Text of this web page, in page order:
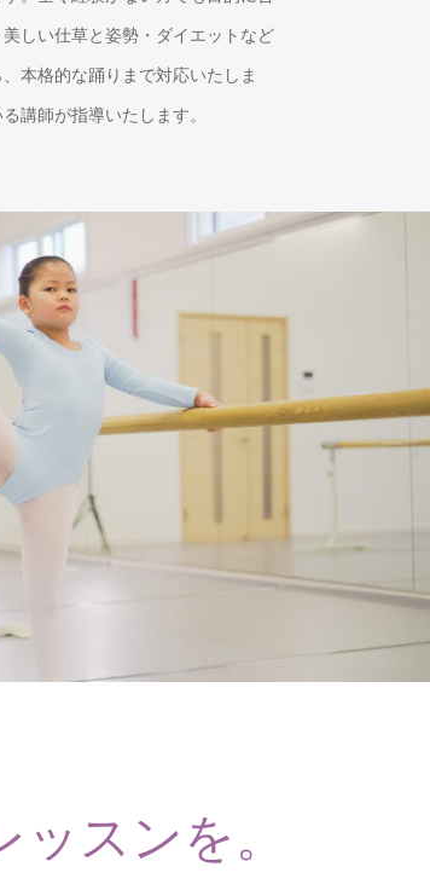
しい仕草と姿勢・ダイエットなど
本格的な踊りまで対応いたしま
講師が指導いたします。
スンを。